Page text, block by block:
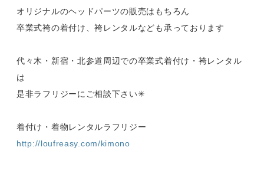
オリジナルのヘッドパーツの販売はもちろん
卒業式袴の着付け、袴レンタルなども承っております
代々木・新宿・北参道周辺での卒業式着付け・袴レンタル
は
是非ラフリジーにご相談下さい✳︎
着付け・着物レンタルラフリジー
http://loufreasy.com/kimono